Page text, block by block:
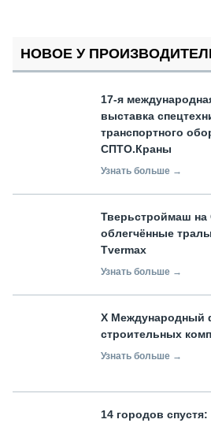
НОВОЕ У
17-я
выставка
транспортного
СПТО.Краны
Узнать больше →
Тверьстроймаш на
облегчённые
Tvermax
Узнать больше →
X Международный
строительных
Узнать больше →
14 городов